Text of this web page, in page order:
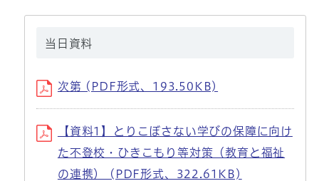
当日資料
次第 (PDF形式、193.50KB)
【資料1】とりこぼさない学びの保障に向け
た不登校・ひきこもり等対策（教育と福祉
の連携） (PDF形式、322.61KB)